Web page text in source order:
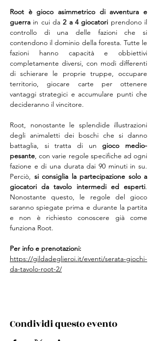
Root è gioco asimmetrico di avventura e
guerra in cui da 2 a 4 giocatori prendono il
controllo di una delle fazioni che si
contendono il dominio della foresta. Tutte le
fazioni hanno capacità e obbiettivi
completamente diversi, con modi differenti
di schierare le proprie truppe, occupare
territorio, giocare carte per ottenere
vantaggi strategici e accumulare punti che
decideranno il vincitore.
Root, nonostante le splendide illustrazioni
degli animaletti dei boschi che si danno
battaglia, si tratta di un gioco medio-
pesante, con varie regole specifiche ad ogni
fazione e di una durata dai 90 minuti in su.
Perciò, si consiglia la partecipazione solo a
giocatori da tavolo intermedi ed esperti.
Nonostante questo, le regole del gioco
saranno spiegate prima e durante la partita
e non è richiesto conoscere già come
funziona Root.
Per info e prenotazioni:
https://gildadeglieroi.it/eventi/serata-giochi-
da-tavolo-root-2/
Condividi questo evento